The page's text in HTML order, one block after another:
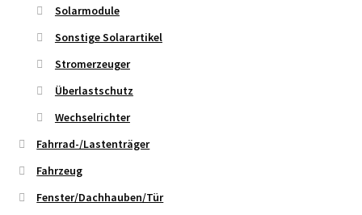
Solarmodule
Sonstige Solarartikel
Stromerzeuger
Überlastschutz
Wechselrichter
Fahrrad-/Lastenträger
Fahrzeug
Fenster/Dachhauben/Tür